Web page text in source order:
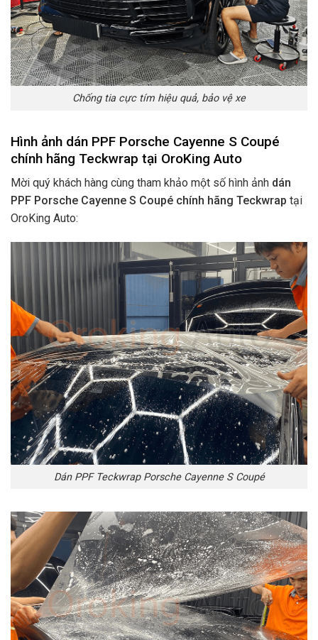
Chống tia cực tím hiệu quả, bảo vệ xe
Hình ảnh dán PPF Porsche Cayenne S Coupé
chính hãng Teckwrap tại OroKing Auto
Mời quý khách hàng cùng tham khảo một số hình ảnh dán
PPF Porsche Cayenne S Coupé chính hãng Teckwrap tại
OroKing Auto:
Dán PPF Teckwrap Porsche Cayenne S Coupé